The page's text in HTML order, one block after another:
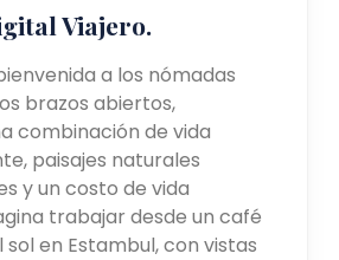
Viajero.
a los nómadas
brazos abiertos,
combinación de vida
paisajes naturales
y un costo de vida
trabajar desde un café
en Estambul, con vistas